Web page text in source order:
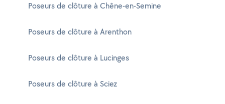
Poseurs de clôture à Chêne-en-Semine
Poseurs de clôture à Arenthon
Poseurs de clôture à Lucinges
Poseurs de clôture à Sciez